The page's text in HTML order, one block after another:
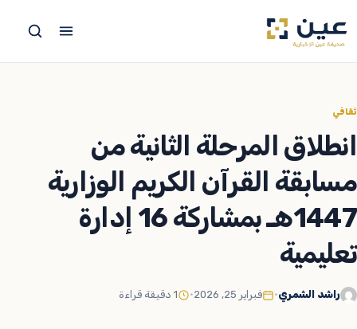
إلى
ثقافي
انطلاق المرحلة الثانية من
مسابقة القرآن الكريم الوزارية
1447هـ بمشاركة 16 إدارة
تعليمية
راشد الشمري• فبراير 25, 2026 • 1 دقيقة قراءة